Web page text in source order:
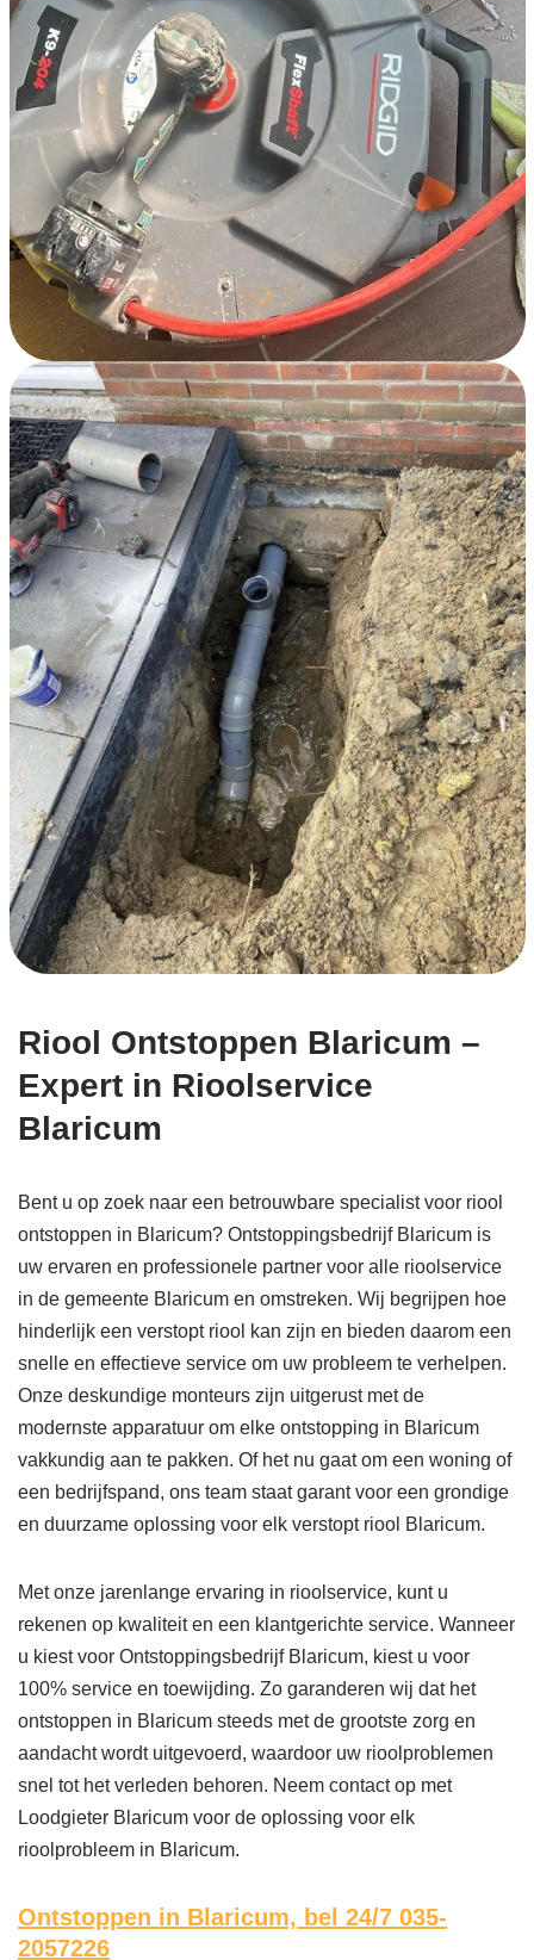
Riool Ontstoppen Blaricum –
Expert in Rioolservice
Blaricum
Bent u op zoek naar een betrouwbare specialist voor riool
ontstoppen in Blaricum? Ontstoppingsbedrijf Blaricum is
uw ervaren en professionele partner voor alle rioolservice
in de gemeente Blaricum en omstreken. Wij begrijpen hoe
hinderlijk een verstopt riool kan zijn en bieden daarom een
snelle en effectieve service om uw probleem te verhelpen.
Onze deskundige monteurs zijn uitgerust met de
modernste apparatuur om elke ontstopping in Blaricum
vakkundig aan te pakken. Of het nu gaat om een woning of
een bedrijfspand, ons team staat garant voor een grondige
en duurzame oplossing voor elk verstopt riool Blaricum.
Met onze jarenlange ervaring in rioolservice, kunt u
rekenen op kwaliteit en een klantgerichte service. Wanneer
u kiest voor Ontstoppingsbedrijf Blaricum, kiest u voor
100% service en toewijding. Zo garanderen wij dat het
ontstoppen in Blaricum steeds met de grootste zorg en
aandacht wordt uitgevoerd, waardoor uw rioolproblemen
snel tot het verleden behoren. Neem contact op met
Loodgieter Blaricum voor de oplossing voor elk
rioolprobleem in Blaricum.
Ontstoppen in Blaricum, bel 24/7 035-
2057226